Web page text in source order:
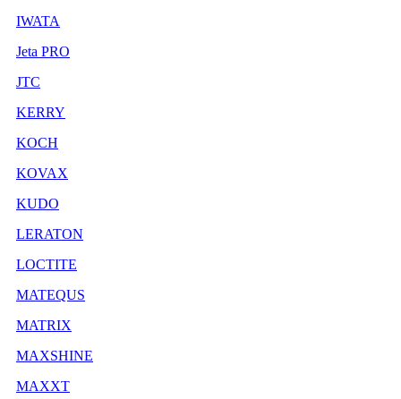
IWATA
Jeta PRO
JTC
KERRY
KOCH
KOVAX
KUDO
LERATON
LOCTITE
MATEQUS
MATRIX
MAXSHINE
MAXXT